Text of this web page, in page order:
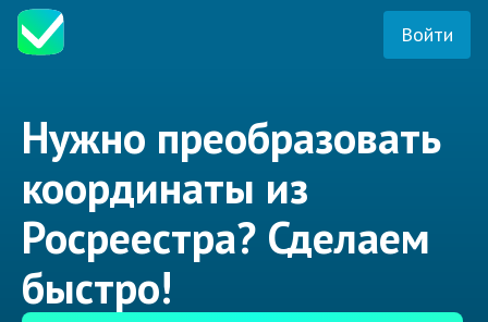
Войти
Нужно преобразовать
координаты из
Росреестра? Сделаем
быстро!